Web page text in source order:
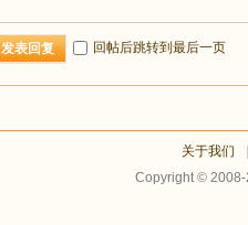
发表回复 回帖后跳转到最后一页
关于我们
Copyright ©